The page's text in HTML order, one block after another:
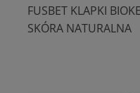
FUSBET KLAPKI
SKÓRA NATURALNA